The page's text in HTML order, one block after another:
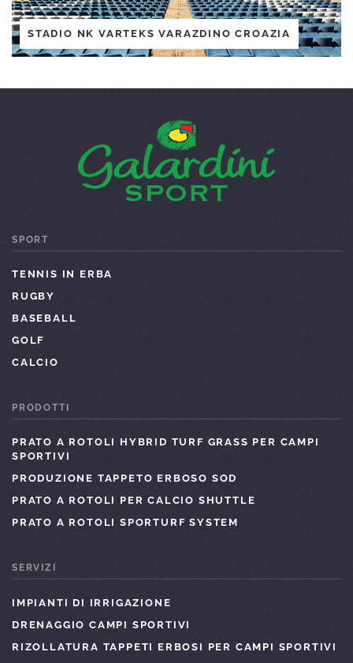
STADIO NK VARTEKS VARAZDINO CROAZIA
SPORT
TENNIS IN ERBA
RUGBY
BASEBALL
GOLF
CALCIO
PRODOTTI
PRATO A ROTOLI HYBRID TURF GRASS PER CAMPI
SPORTIVI
PRODUZIONE TAPPETO ERBOSO SOD
PRATO A ROTOLI PER CALCIO SHUTTLE
PRATO A ROTOLI SPORTURF SYSTEM
SERVIZI
IMPIANTI DI IRRIGAZIONE
DRENAGGIO CAMPI SPORTIVI
RIZOLLATURA TAPPETI ERBOSI PER CAMPI SPORTIVI